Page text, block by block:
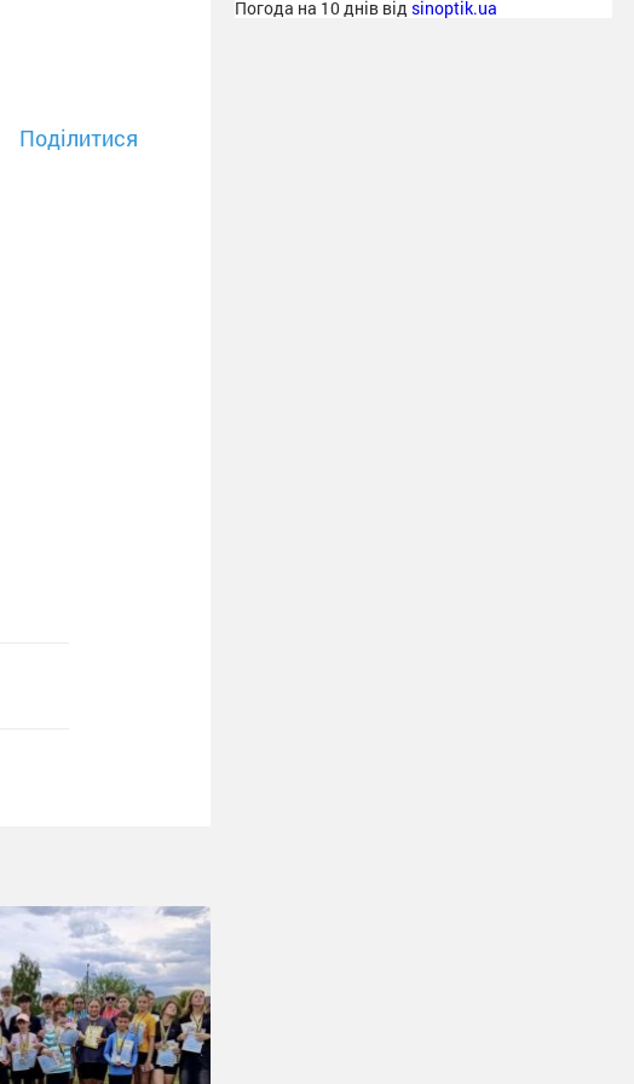
Поділитися
Погода на 10 днів від sinoptik.ua